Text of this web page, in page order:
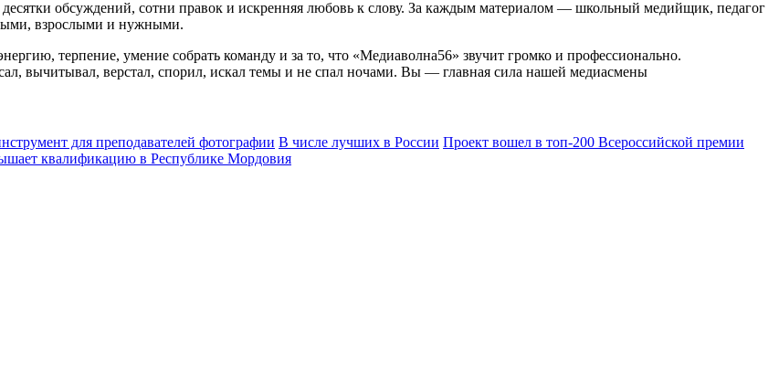
обсуждений, сотни правок и искренняя любовь к слову. За каждым материалом — школьный медийщик, педагог
взрослыми и нужными.
терпение, умение собрать команду и за то, что «Медиаволна56» звучит громко и профессионально.
вычитывал, верстал, спорил, искал темы и не спал ночами. Вы — главная сила нашей медиасмены
для преподавателей фотографии В числе лучших в России Проект вошел в топ-200 Всероссийской премии
квалификацию в Республике Мордовия